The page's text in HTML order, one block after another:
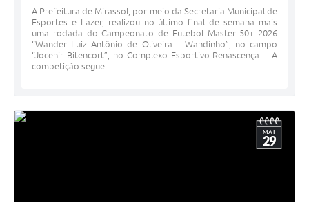
A Prefeitura de Mirassol, por meio da Secretaria Municipal de
Esportes e Lazer, realizou no último final de semana mais
uma rodada do Campeonato de Futebol Master 50+ 2026
“Wander Luiz Antônio de Oliveira – Wandinho”, no campo
“Jocenir Bitencort”, no Complexo Esportivo Renascença. A
competição segue...
MAI
29